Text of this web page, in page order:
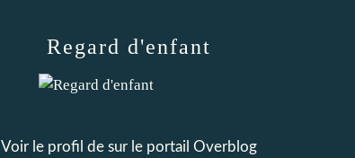
Regard d'enfant
Voir le profil de sur le portail Overblog